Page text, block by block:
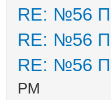
RE: №56
RE: №56
RE: №56
PM